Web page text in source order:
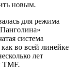
новым.
для режима
система
во всей линейке
лет
ТМF.